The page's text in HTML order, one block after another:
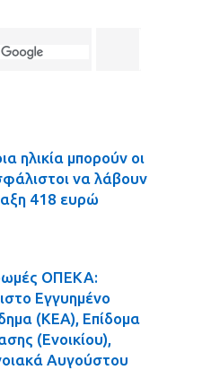
ηλικία μπορούν οι
να λάβουν
418 ευρώ
ΟΠΕΚΑ:
Εγγυημένο
(ΚΕΑ), Επίδομα
(Ενοικίου),
Αυγούστου